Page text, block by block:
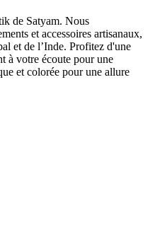
de Satyam. Nous
et accessoires artisanaux,
et de l’Inde. Profitez d'une
à votre écoute pour une
et colorée pour une allure